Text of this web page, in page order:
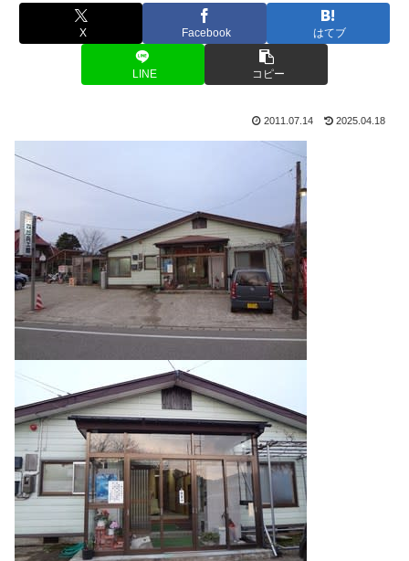
X Facebook はてブ
LINE コピー
2011.07.14 2025.04.18